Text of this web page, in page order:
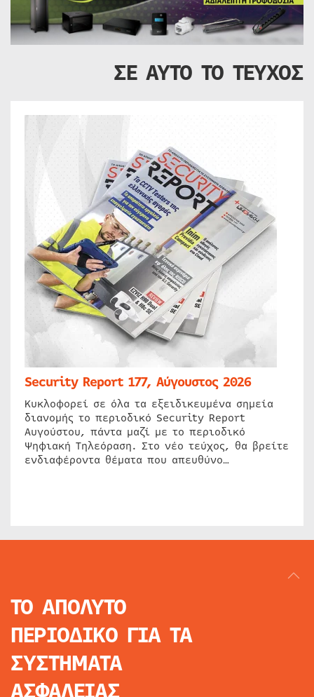
ΣΕ ΑΥΤΟ ΤΟ ΤΕΥΧΟΣ
Security Report 177, Αύγουστος 2026
Κυκλοφορεί σε όλα τα εξειδικευμένα σημεία
διανομής το περιοδικό Security Report
Αυγούστου, πάντα μαζί με το περιοδικό
Ψηφιακή Τηλεόραση. Στο νέο τεύχος, θα βρείτε
ενδιαφέροντα θέματα που απευθύνο…
ΤΟ ΑΠΟΛΥΤΟ
ΠΕΡΙΟΔΙΚΟ ΓΙΑ ΤΑ
ΣΥΣΤΗΜΑΤΑ